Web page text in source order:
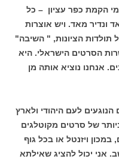
הקמת כפר עציון – כל
ונדיר מאד. ויש אוצרות
הציונות, " השיבה"
הסרטים הישראלי. היא
אנחנו נוציא אותה מן
הנוגעים לעם היהודי ולארץ
של סרטים מקוטלגים
ויזנטל או בכל גוף
אני יכול להציג שאילתא